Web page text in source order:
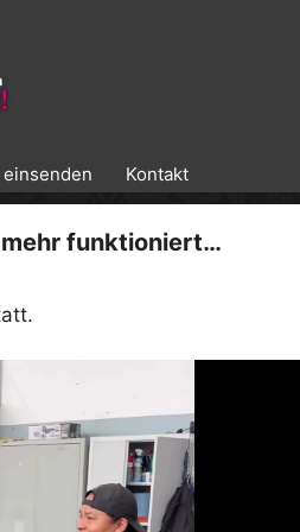
einsenden Kontakt
mehr funktioniert…